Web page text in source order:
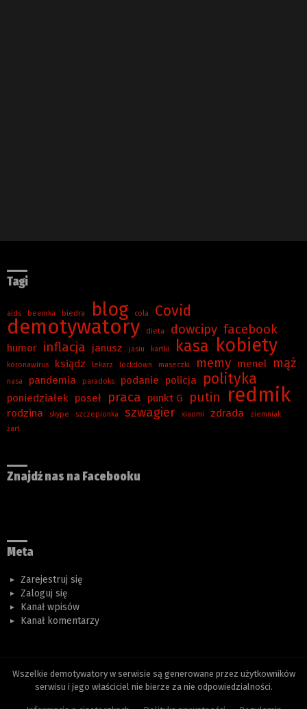
Tagi
aids beemka biedra blog cola Covid
demotywatory dieta dowcipy facebook
humor inflacja janusz jasiu kartki kasa kobiety
koronawirus ksiądz lekarz lockdown maseczki memy menel mąż
nasa pandemia paradoks podanie policja polityka
poniedziałek poseł praca punkt G putin redmik
rodzina skype szczepionka szwagier xiaomi zdrada
ziemniak
żart
Znajdź nas na Facebooku
Meta
Zarejestruj się
Zaloguj się
Kanał wpisów
Kanał komentarzy
Wszelkie demotywatory w serwisie są generowane przez użytkowników
serwisu i jego właściciel nie bierze za nie odpowiedzialności.